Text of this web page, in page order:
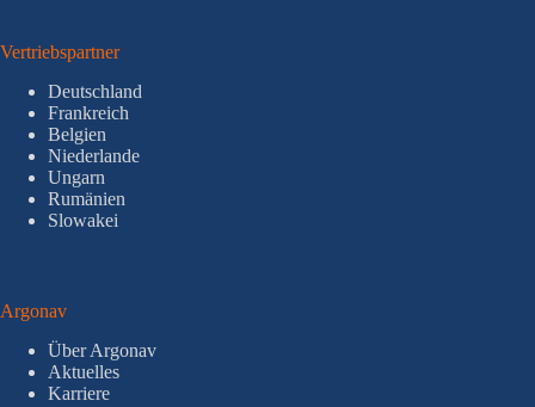
Vertriebspartner
Deutschland
Frankreich
Belgien
Niederlande
Ungarn
Rumänien
Slowakei
Argonav
Über Argonav
Aktuelles
Karriere